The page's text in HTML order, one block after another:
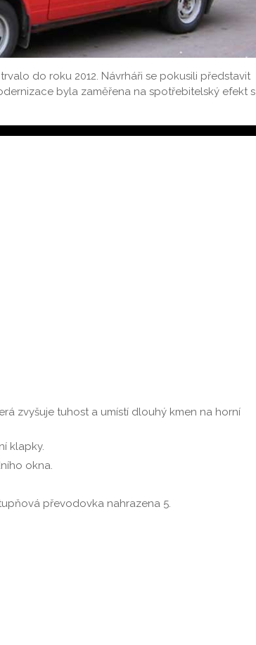
do roku 2012. Návrháři se pokusili představit
byla zaměřena na spotřebitelský efekt s
zvyšuje tuhost a umístí dlouhý kmen na horní
klapky.
okna.
převodovka nahrazena 5.